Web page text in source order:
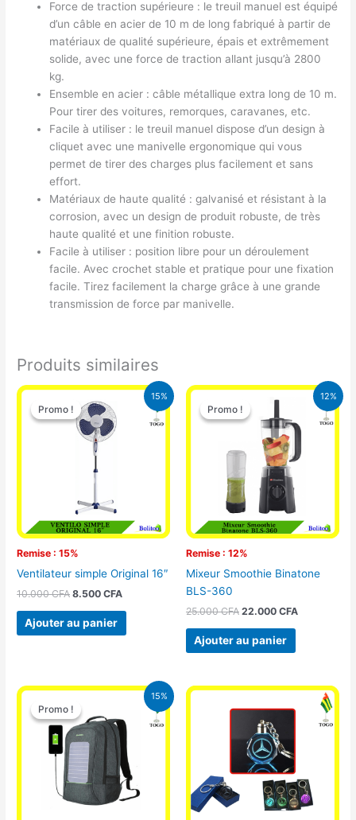
Force de traction supérieure : le treuil manuel est équipé
d’un câble en acier de 10 m de long fabriqué à partir de
matériaux de qualité supérieure, épais et extrêmement
solide, avec une force de traction allant jusqu’à 2800
kg.
Ensemble en acier : câble métallique extra long de 10 m.
Pour tirer des voitures, remorques, caravanes, etc.
Facile à utiliser : le treuil manuel dispose d’un design à
cliquet avec une manivelle ergonomique qui vous
permet de tirer des charges plus facilement et sans
effort.
Matériaux de haute qualité : galvanisé et résistant à la
corrosion, avec un design de produit robuste, de très
haute qualité et une finition robuste.
Facile à utiliser : position libre pour un déroulement
facile. Avec crochet stable et pratique pour une fixation
facile. Tirez facilement la charge grâce à une grande
transmission de force par manivelle.
Produits similaires
15%
Promo !
Remise : 15%
Promo !
Ventilateur simple Original 16″
10.000CFA
Le
prix
initial
était :
10.000 CFA.
8.500CFA
Le
Ajouter au panier
12%
Promo !
Remise : 12%
Promo !
Mixeur Smoothie Binatone
BLS-360
25.000CFA
Le
prix
initial
était :
25.000 CFA.
22.000 CFA
Le
prix
actuel
est :
Ajouter au panier
15%
Promo !
Promo !
Le
prix
initial
était :
29.500 CFA.
Le
prix
actuel